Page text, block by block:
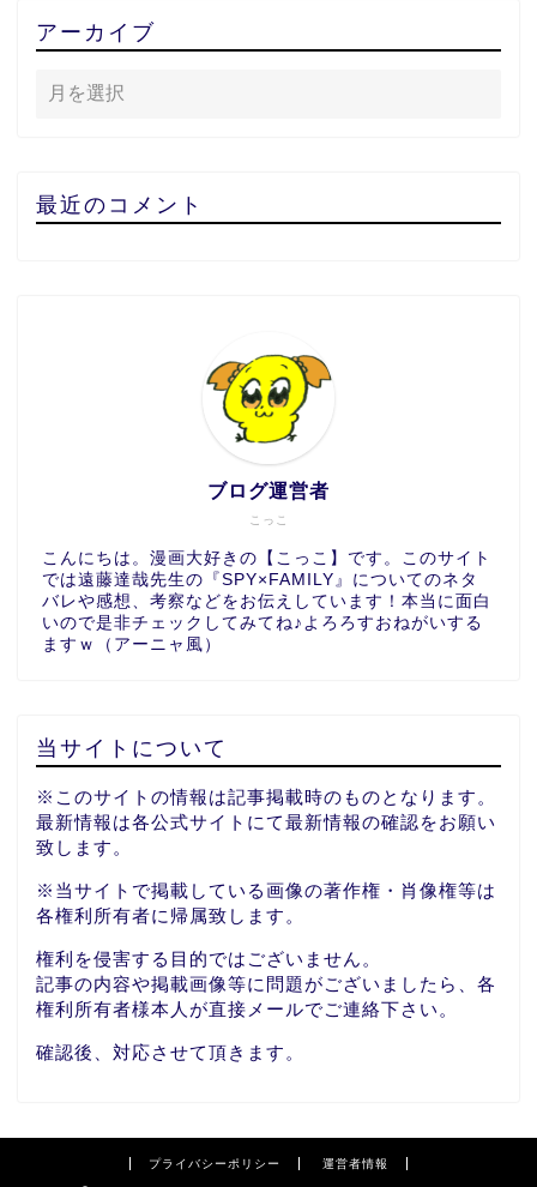
アーカイブ
最近のコメント
こっこ
ブログ運営者
こんにちは。漫画大好きの【こっこ】です。このサイト
では遠藤達哉先生の『SPY×FAMILY』についてのネタ
バレや感想、考察などをお伝えしています！本当に面白
いので是非チェックしてみてね♪よろろすおねがいする
ますｗ（アーニャ風）
当サイトについて
※このサイトの情報は記事掲載時のものとなります。
最新情報は各公式サイトにて最新情報の確認をお願い
致します。
※当サイトで掲載している画像の著作権・肖像権等は
各権利所有者に帰属致します。
権利を侵害する目的ではございません。
記事の内容や掲載画像等に問題がございましたら、各
権利所有者様本人が直接メールでご連絡下さい。
確認後、対応させて頂きます。
プライバシーポリシー 運営者情報